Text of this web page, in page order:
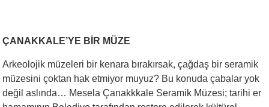
ÇANAKKALE’YE BİR MÜZE
Arkeolojik müzeleri bir kenara bırakırsak, çağdaş bir seramik
müzesini çoktan hak etmiyor muyuz? Bu konuda çabalar yok
değil aslında… Mesela Çanakkkale Seramik Müzesi; tarihi er